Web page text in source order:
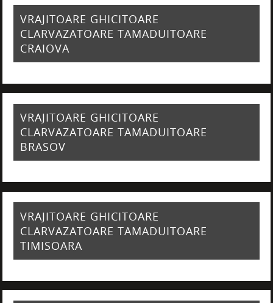
VRAJITOARE GHICITOARE
CLARVAZATOARE TAMADUITOARE
CRAIOVA
VRAJITOARE GHICITOARE
CLARVAZATOARE TAMADUITOARE
BRASOV
VRAJITOARE GHICITOARE
CLARVAZATOARE TAMADUITOARE
TIMISOARA